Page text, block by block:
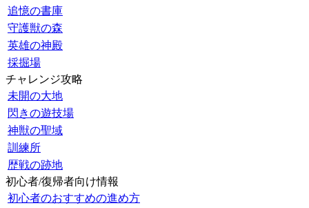
追憶の書庫
守護獣の森
英雄の神殿
採掘場
チャレンジ攻略
未開の大地
閃きの遊技場
神獣の聖域
訓練所
歴戦の跡地
初心者/復帰者向け情報
初心者のおすすめの進め方